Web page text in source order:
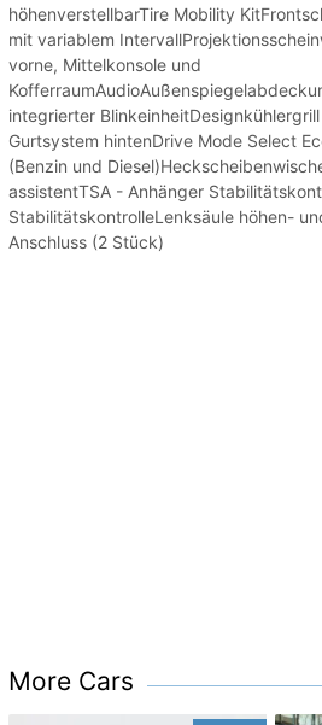
höhenverstellbarTire Mobility
mit variablem
vorne, Mittelkonsole und
integrierter
Gurtsystem hintenDrive Mode Select
(Benzin und
assistentTSA - Anhänger
StabilitätskontrolleLenksäule höhen-
Anschluss (2 Stück)
More Cars